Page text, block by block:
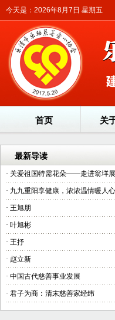
今天是：2026年8月7日 星期五
首页 关
最新导读
· 关爱祖国特需花朵——走进翁垟
· 九九重阳享健康，浓浓温情暖人心
· 王旭朋
· 叶旭彬
· 王抒
· 赵立新
· 中国古代慈善事业发展
· 君子为商：清末慈善家经纬